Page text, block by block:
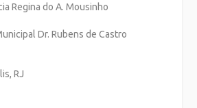
Regina do A. Mousinho
Dr. Rubens de Castro
RJ